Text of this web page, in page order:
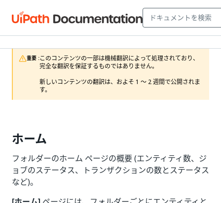
重要 :このコンテンツの一部は機械翻訳によって処理されており、
完全な翻訳を保証するものではありません。
新しいコンテンツの翻訳は、およそ 1 ～ 2 週間で公開されま
す。
ホーム
フォルダーのホーム ページの概要 (エンティティ数、ジ
ョブのステータス、トランザクションの数とステータス
など)。